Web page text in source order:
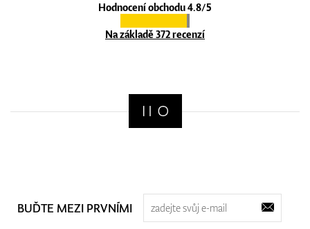
Hodnocení obchodu 4.8/5
Na základě 372 recenzí
BUĎTE MEZI PRVNÍMI